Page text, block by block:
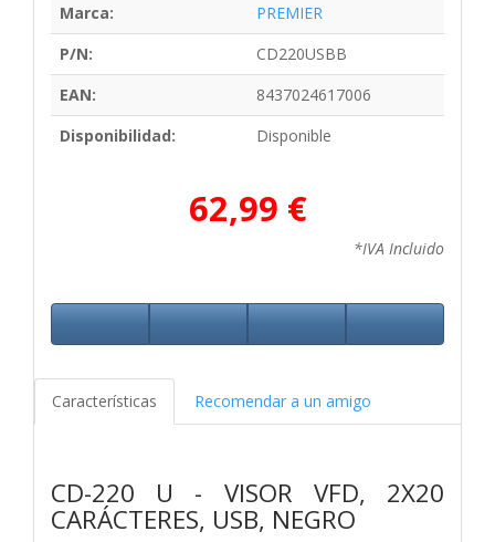
Marca:
PREMIER
P/N:
CD220USBB
EAN:
8437024617006
Disponibilidad:
Disponible
62,99 €
*IVA Incluido
Características Recomendar a un amigo
CD-220 U - VISOR VFD, 2X20
CARÁCTERES, USB, NEGRO